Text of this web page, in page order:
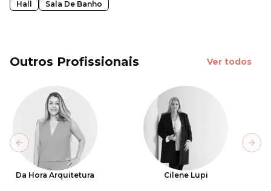
Hall Sala De Banho
Outros Profissionais Ver todos
Da Hora Arquitetura Cilene Lupi
Previous slide